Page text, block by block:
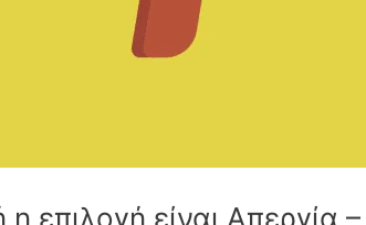
επιλογή είναι Απεργία